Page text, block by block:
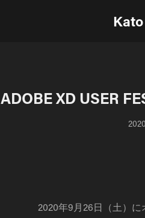
ADOBE XD USER
2020年9月26日（土）に